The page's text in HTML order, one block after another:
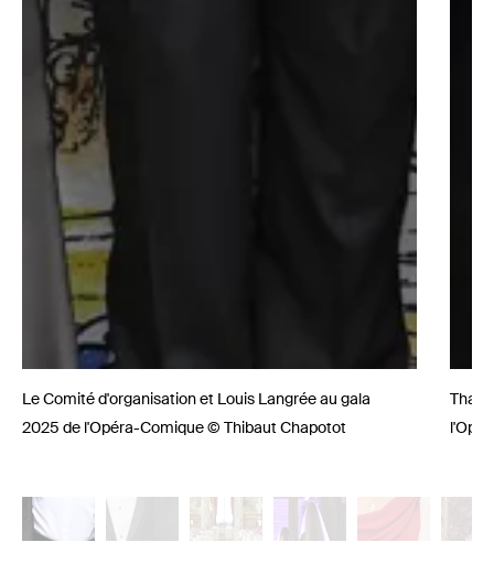
Le Comité d'organisation et Louis Langrée au gala
2025 de l'Opéra-Comique © Thibaut Chapotot